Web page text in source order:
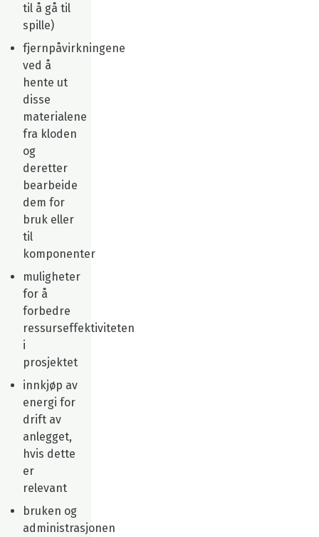
til å gå til
spille)
fjernpåvirkningene
ved å
hente ut
disse
materialene
fra kloden
og
deretter
bearbeide
dem for
bruk eller
til
komponenter
muligheter
for å
forbedre
ressurseffektiviteten
i
prosjektet
innkjøp av
energi for
drift av
anlegget,
hvis dette
er
relevant
bruken og
administrasjonen